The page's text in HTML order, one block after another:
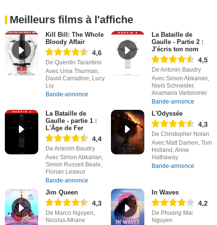
Meilleurs films à l'affiche
Kill Bill: The Whole
Bloody Affair
4,6
De Quentin Tarantino
Avec Uma Thurman,
David Carradine, Lucy
Liu
Bande-annonce
La Bataille de
Gaulle - Partie 2 :
J’écris ton nom
4,5
De Antonin Baudry
Avec Simon Abkarian,
Niels Schneider,
Anamaria Vartolomei
Bande-annonce
La Bataille de
Gaulle - partie 1 :
L'Âge de Fer
4,4
De Antonin Baudry
Avec Simon Abkarian,
Simon Russell Beale,
Florian Lesieur
Bande-annonce
L'Odyssée
4,3
De Christopher Nolan
Avec Matt Damon, Tom
Holland, Anne
Hathaway
Bande-annonce
Jim Queen
4,3
De Marco Nguyen,
Nicolas Athane
In Waves
4,2
De Phuong Mai
Nguyen